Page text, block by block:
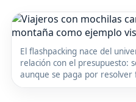
El flashpacking nace del
relación con el presupuesto:
aunque se paga por resolver